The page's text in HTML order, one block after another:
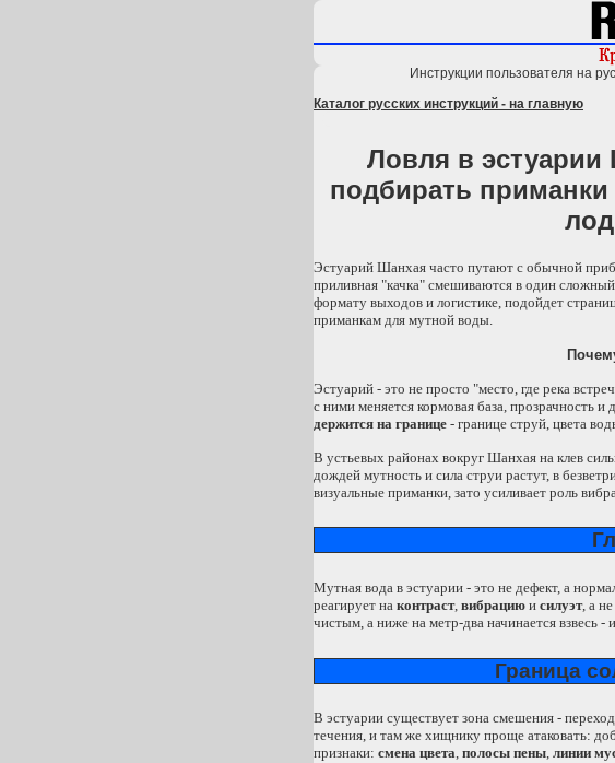
Инструкции пользователя на
Каталог русских инструкций - на главную
Ловля в эстуарии
подбирать
Эстуарий Шанхая часто путают с обычной
приливная "качка" смешиваются в один
формату выходов и логистике, подойдет
приманкам для мутной воды.
Эстуарий - это не просто "место, где река
с ними меняется кормовая база, прозрачность
держится на границе - границе струй, цвета
В устьевых районах вокруг Шанхая на клев
дождей мутность и сила струи растут, в
визуальные приманки, зато усиливает роль
Мутная вода в эстуарии - это не дефект, а
реагирует на контраст, вибрацию и силуэт, а
чистым, а ниже на метр-два начинается взвесь
Граница
В эстуарии существует зона смешения -
течения, и там же хищнику проще атаковать:
признаки: смена цвета, полосы пены, линии